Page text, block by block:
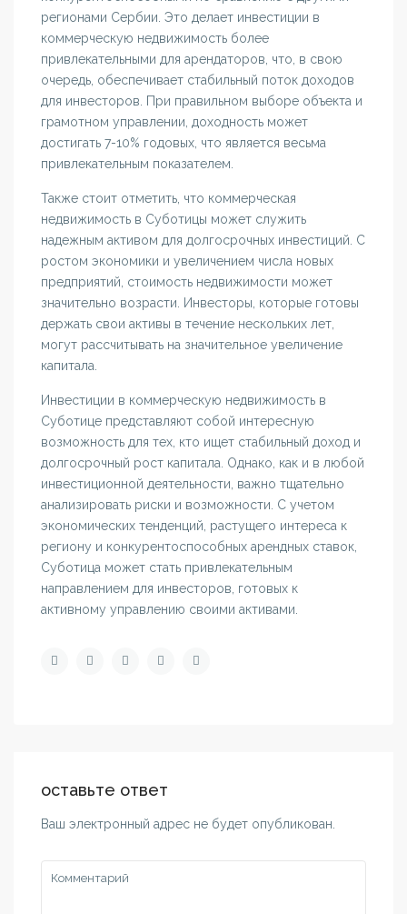
регионами Сербии. Это делает инвестиции в
коммерческую недвижимость более
привлекательными для арендаторов, что, в свою
очередь, обеспечивает стабильный поток доходов
для инвесторов. При правильном выборе объекта и
грамотном управлении, доходность может
достигать 7-10% годовых, что является весьма
привлекательным показателем.
Также стоит отметить, что коммерческая
недвижимость в Суботицы может служить
надежным активом для долгосрочных инвестиций. С
ростом экономики и увеличением числа новых
предприятий, стоимость недвижимости может
значительно возрасти. Инвесторы, которые готовы
держать свои активы в течение нескольких лет,
могут рассчитывать на значительное увеличение
капитала.
Инвестиции в коммерческую недвижимость в
Суботице представляют собой интересную
возможность для тех, кто ищет стабильный доход и
долгосрочный рост капитала. Однако, как и в любой
инвестиционной деятельности, важно тщательно
анализировать риски и возможности. С учетом
экономических тенденций, растущего интереса к
региону и конкурентоспособных арендных ставок,
Суботица может стать привлекательным
направлением для инвесторов, готовых к
активному управлению своими активами.
оставьте ответ
Ваш электронный адрес не будет опубликован.